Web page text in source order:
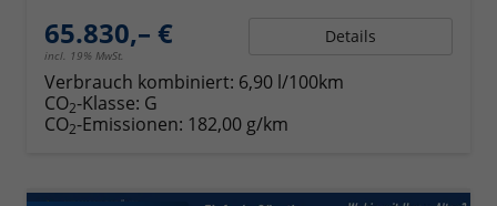
65.830,– €
incl. 19% MwSt.
Details
Verbrauch kombiniert: 6,90 l/100km
CO2-Klasse: G
CO2-Emissionen: 182,00 g/km